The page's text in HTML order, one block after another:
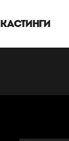
КАСТИНГИ